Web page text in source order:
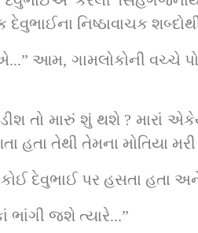
નિષ્ઠાવાચક
આમ, ગામલોકોની વચ્ચે
તો મારું શું થશે ? મારાં
હતા તેથી તેમના મોતિયા
દેવુભાઈ પર હસતા હતા
ભાંગી જશે ત્યારે...”